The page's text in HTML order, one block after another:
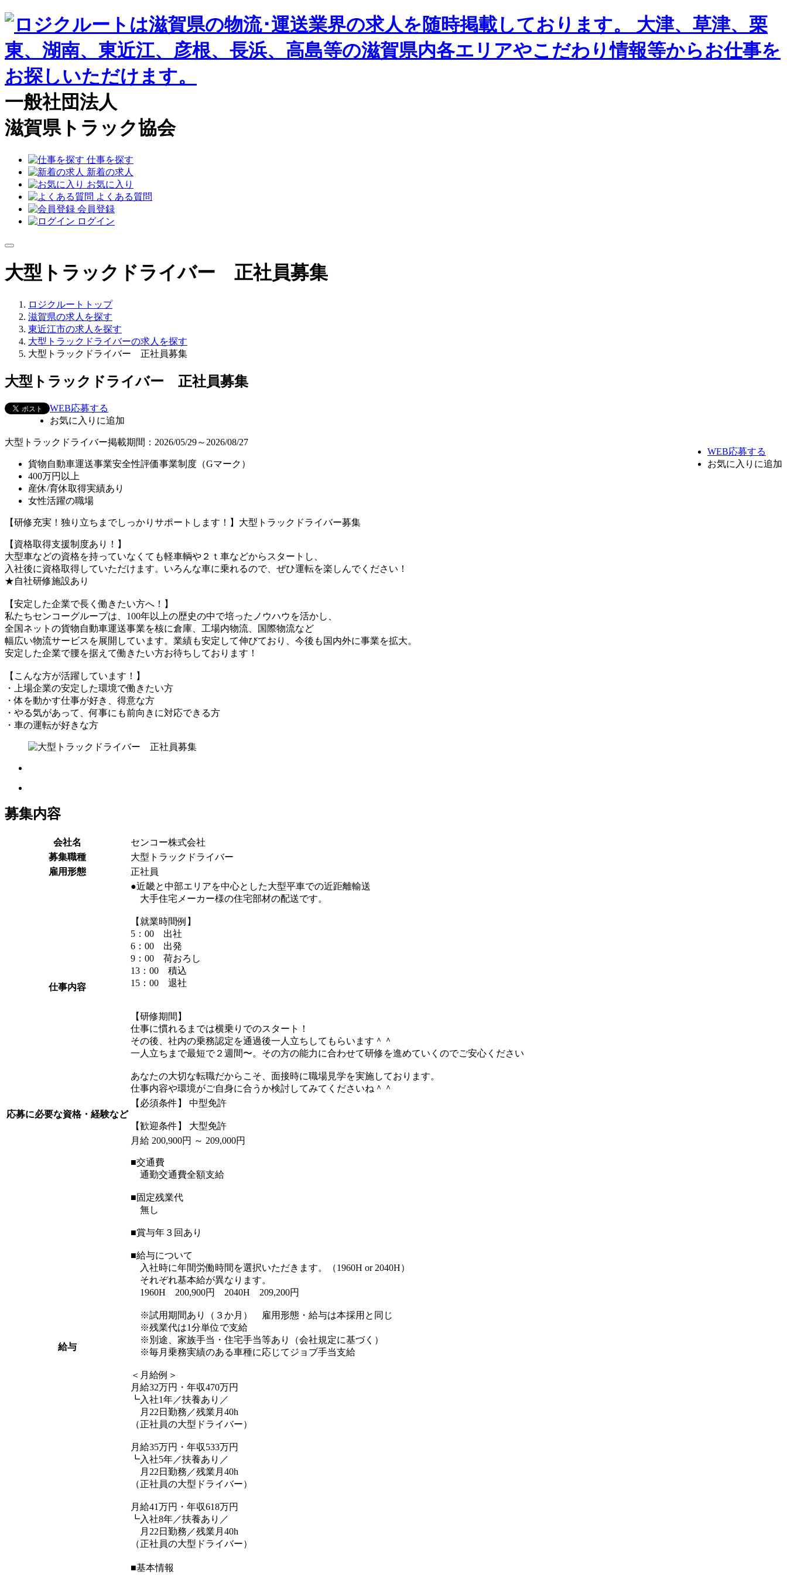
一般社団法人
滋賀県トラック協会
仕事を探す
新着の求人
お気に入り
よくある質問
会員登録
ログイン
大型トラックドライバー 正社員募集
ロジクルートトップ
滋賀県の求人を探す
東近江市の求人を探す
大型トラックドライバーの求人を探す
大型トラックドライバー 正社員募集
大型トラックドライバー 正社員募集
WEB応募する
お気に入り に追加
WEB応募する
お気に入り に追加
大型トラックドライバー掲載期間：2026/05/29～2026/08/27
貨物自動車運送事業安全性評価事業制度（Gマーク）
400万円以上
産休/育休取得実績あり
女性活躍の職場
【研修充実！独り立ちまでしっかりサポートします！】大型トラックドライバー募集
【資格取得支援制度あり！】
大型車などの資格を持っていなくても軽車輌や２ｔ車などからスタートし、
入社後に資格取得していただけます。いろんな車に乗れるので、ぜひ運転を楽しんでください！
★自社研修施設あり
【安定した企業で長く働きたい方へ！】
私たちセンコーグループは、100年以上の歴史の中で培ったノウハウを活かし、
全国ネットの貨物自動車運送事業を核に倉庫、工場内物流、国際物流など
幅広い物流サービスを展開しています。業績も安定して伸びており、今後も国内外に事業を拡大。
安定した企業で腰を据えて働きたい方お待ちしております！
【こんな方が活躍しています！】
・上場企業の安定した環境で働きたい方
・体を動かす仕事が好き、得意な方
・やる気があって、何事にも前向きに対応できる方
・車の運転が好きな方
募集内容
会社名
センコー株式会社
募集職種
大型トラックドライバー
雇用形態
正社員
仕事内容
●近畿と中部エリアを中心とした大型平車での近距離輸送
大手住宅メーカー様の住宅部材の配送です。
【就業時間例】
5：00 出社
6：00 出発
9：00 荷おろし
13：00 積込
15：00 退社
【研修期間】
仕事に慣れるまでは横乗りでのスタート！
その後、社内の乗務認定を通過後一人立ちしてもらいます＾＾
一人立ちまで最短で２週間〜。その方の能力に合わせて研修を進めていくのでご安心ください
あなたの大切な転職だからこそ、面接時に職場見学を実施しております。
仕事内容や環境がご自身に合うか検討してみてくださいね＾＾
応募に必要な資格・経験など
【必須条件】 中型免許
【歓迎条件】 大型免許
給与
月給 200,900円 ～ 209,000円
■交通費
通勤交通費全額支給
■固定残業代
無し
■賞与年３回あり
■給与について
入社時に年間労働時間を選択いただきます。（1960H or 2040H）
それぞれ基本給が異なります。
1960H 200,900円 2040H 209,200円
※試用期間あり（３か月） 雇用形態・給与は本採用と同じ
※残業代は1分単位で支給
※別途、家族手当・住宅手当等あり（会社規定に基づく）
※毎月乗務実績のある車種に応じてジョブ手当支給
＜月給例＞
月給32万円・年収470万円
┗入社1年／扶養あり／
月22日勤務／残業月40h
（正社員の大型ドライバー）
月給35万円・年収533万円
┗入社5年／扶養あり／
月22日勤務／残業月40h
（正社員の大型ドライバー）
月給41万円・年収618万円
┗入社8年／扶養あり／
月22日勤務／残業月40h
（正社員の大型ドライバー）
■基本情報